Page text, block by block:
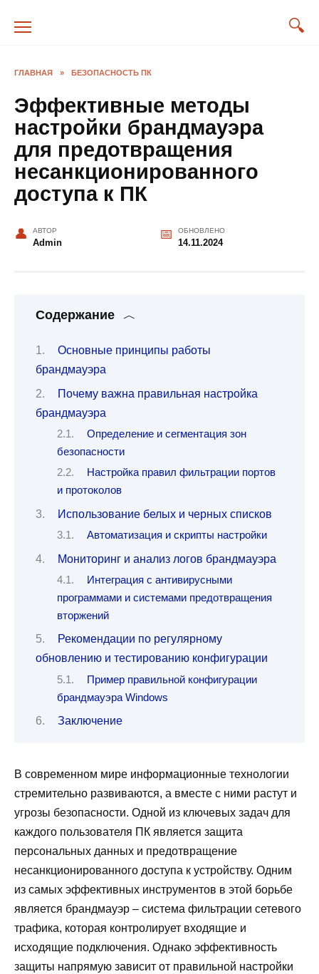
ГЛАВНАЯ » БЕЗОПАСНОСТЬ ПК
Эффективные методы
настройки брандмауэра
для предотвращения
несанкционированного
доступа к ПК
АВТОР
Admin
ОБНОВЛЕНО
14.11.2024
Содержание
Основные принципы работы
брандмауэра
Почему важна правильная настройка
брандмауэра
Определение и сегментация зон
безопасности
Настройка правил фильтрации портов
и протоколов
Использование белых и черных списков
Автоматизация и скрипты настройки
Мониторинг и анализ логов брандмауэра
Интеграция с антивирусными
программами и системами предотвращения
вторжений
Рекомендации по регулярному
обновлению и тестированию конфигурации
Пример правильной конфигурации
брандмауэра Windows
Заключение
В современном мире информационные технологии
стремительно развиваются, а вместе с ними растут и
угрозы безопасности. Одной из ключевых задач для
каждого пользователя ПК является защита
персональных данных и предотвращение
несанкционированного доступа к устройству. Одним
из самых эффективных инструментов в этой борьбе
является брандмауэр – система фильтрации сетевого
трафика, которая контролирует входящие и
исходящие подключения. Однако эффективность
защиты напрямую зависит от правильной настройки